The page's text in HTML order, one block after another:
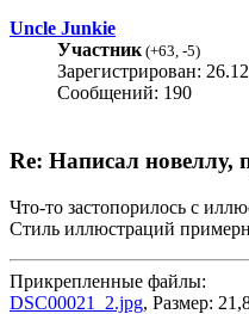
Uncle Junkie
Участник(+63, -5)
Зарегистрирован:
Сообщений: 190
Re: Написал новеллу,
Что-то застопорилось с
Стиль иллюстраций
Прикрепленные файлы:
DSC00021_2.jpg, Размер: